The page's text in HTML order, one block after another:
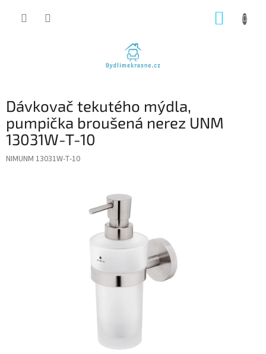
Dávkovač tekutého mýdla,
pumpička broušená nerez UNM
13031W-T-10
NIMUNM 13031W-T-10